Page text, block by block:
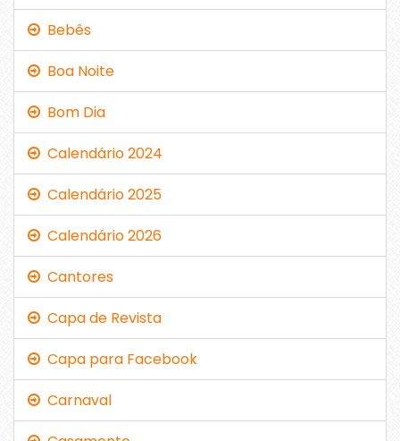
Bebês
Boa Noite
Bom Dia
Calendário 2024
Calendário 2025
Calendário 2026
Cantores
Capa de Revista
Capa para Facebook
Carnaval